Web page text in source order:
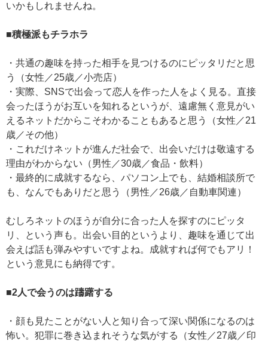
いかもしれませんね。
■積極派もチラホラ
・共通の趣味を持った相手を見つけるのにピッタリだと思
う（女性／25歳／小売店）
・実際、SNSで出会って恋人を作った人をよく見る。直接
会ったほうがお互いを知れるというが、遠慮無く意見がい
えるネットだからこそわかることもあると思う（女性／21
歳／その他）
・これだけネットが進んだ社会で、出会いだけは敬遠する
理由がわからない（男性／30歳／食品・飲料）
・最終的に成就するなら、パソコン上でも、結婚相談所で
も、なんでもありだと思う（男性／26歳／自動車関連）
むしろネットのほうが自分に合った人を探すのにピッタ
リ、という声も。出会い目的というより、趣味を通じて出
会えば話も弾みやすいですよね。成就すれば何でもアリ！
という意見にも納得です。
■2人で会うのは躊躇する
・顔も見たことがない人と知り合って深い関係になるのは
怖い。犯罪に巻き込まれそうな気がする（女性／27歳／印